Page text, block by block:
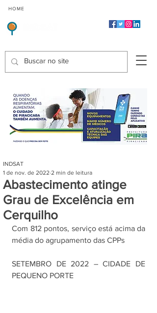
HOME
Abastecimento atinge
Grau de Excelência em
Cerquilho
INDSAT
1 de nov. de 2022 2 min de leitura
Com 812 pontos, serviço está acima da
média do agrupamento das CPPs
SETEMBRO DE 2022 – CIDADE DE
PEQUENO PORTE